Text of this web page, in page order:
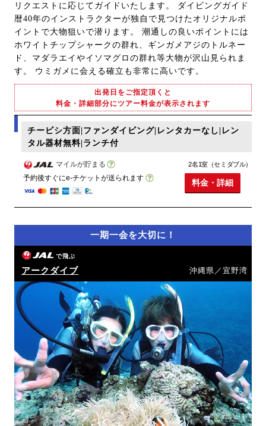
リクエストに応じてガイドいたします。 ダイビングガイド
暦40年のインストラクターが独自で見つけたオリジナルポ
イントで大物狙いで潜ります。 潮通しの良いポイントには
ホワイトチップシャークの群れ、ギンガメアジのトルネー
ド、マダラエイやイソマグロの群れ等大物が沢山見られま
す。 ウミガメに会える確立も非常に高いです。
出発日をご指定頂くと
料金・詳細部分にツアー料金が表示されます
チービシ方面|ファンダイビング|レンタカーなし|レン
タル器材無料|ランチ付
マイルが貯まる
予約後すぐにe-チケットが送られます
2名1室（セミダブル）
料金・詳細
一期一会を大切に！
で飛ぶ
アークダイブ 沖縄県／宜野湾